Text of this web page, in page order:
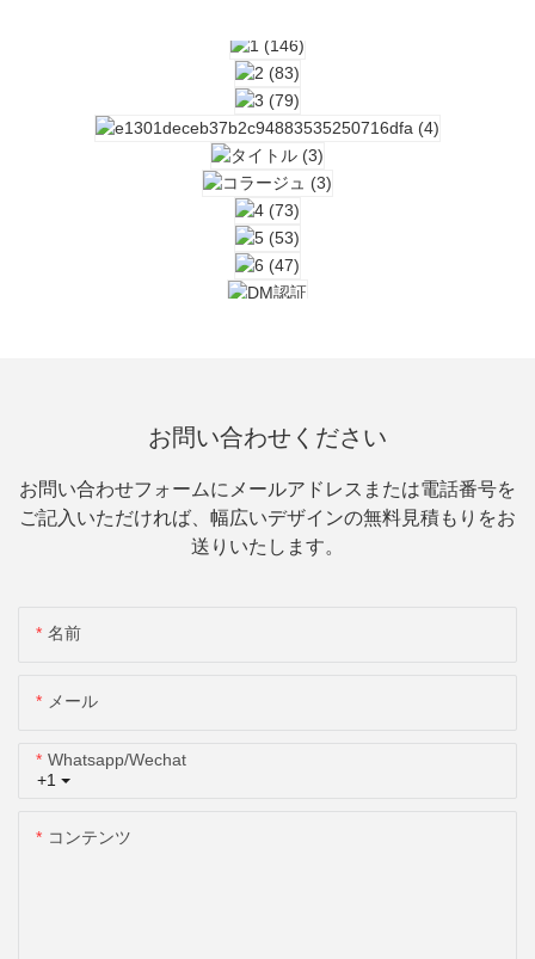
お問い合わせください
お問い合わせフォームにメールアドレスまたは電話番号を
ご記入いただければ、幅広いデザインの無料見積もりをお
送りいたします。
名前
メール
+1
Whatsapp/wechat
コンテンツ